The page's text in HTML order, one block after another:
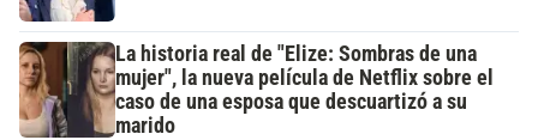
La historia real de "Elize: Sombras de una
mujer", la nueva película de Netflix sobre el
caso de una esposa que descuartizó a su
marido